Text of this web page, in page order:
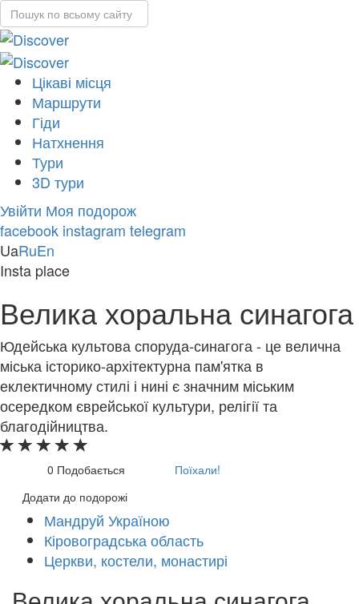
Цікаві місця
Маршрути
Гіди
Натхнення
Тури
3D тури
Увійти Моя подорож
facebook instagram telegram
UaRuEn
Insta place
Велика хоральна синагога
Юдейська культова споруда-синагога - це велична
міська історико-архітектурна пам'ятка в
еклектичному стилі і нині є значним міським
осередком єврейської культури, релігії та
благодійництва.
0 Подобається
Поїхали!
Додати до подорожі
Мандруй Україною
Кіровоградська область
Церкви, костели, монастирі